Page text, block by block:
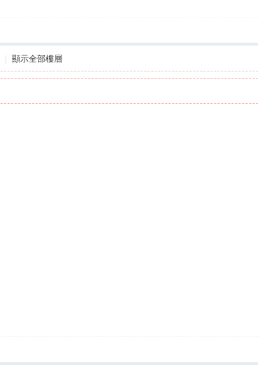
顯示全部樓層